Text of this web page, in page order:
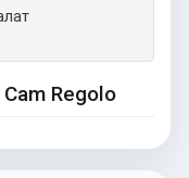
Regolo